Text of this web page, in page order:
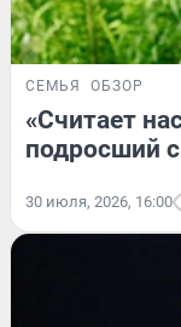
СЕМЬЯ ОБЗОР
«Считает
подросший
30 июля, 2026, 16:00